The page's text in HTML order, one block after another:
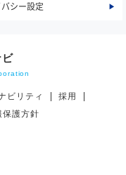
シー設定
ビ
ビリティ
採用
保護方針